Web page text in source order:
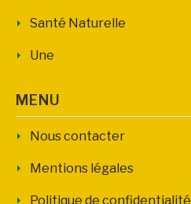
Santé Naturelle
Une
MENU
Nous contacter
Mentions légales
Politique de confidentialité